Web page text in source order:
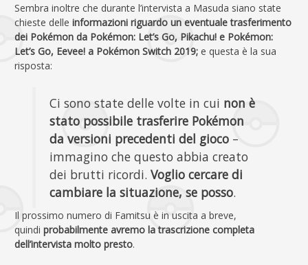
Sembra inoltre che durante l’intervista a Masuda siano state
chieste delle informazioni riguardo un eventuale trasferimento
dei Pokémon da Pokémon: Let’s Go, Pikachu! e Pokémon:
Let’s Go, Eevee! a Pokémon Switch 2019; e questa è la sua
risposta:
Ci sono state delle volte in cui non è
stato possibile trasferire Pokémon
da versioni precedenti del gioco –
immagino che questo abbia creato
dei brutti ricordi.Voglio cercare di
cambiare la situazione, se posso.
Il prossimo numero di Famitsu è in uscita a breve,
quindi probabilmente avremo la trascrizione completa
dell’intervista molto presto.